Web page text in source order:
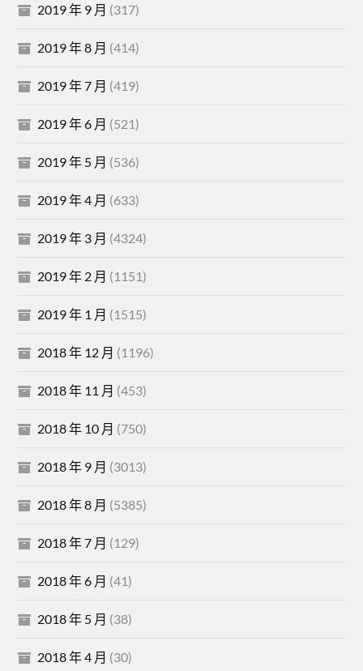
2019 年 9 月 (317)
2019 年 8 月 (414)
2019 年 7 月 (419)
2019 年 6 月 (521)
2019 年 5 月 (536)
2019 年 4 月 (633)
2019 年 3 月 (4324)
2019 年 2 月 (1151)
2019 年 1 月 (1515)
2018 年 12 月 (1196)
2018 年 11 月 (453)
2018 年 10 月 (750)
2018 年 9 月 (3013)
2018 年 8 月 (5385)
2018 年 7 月 (129)
2018 年 6 月 (41)
2018 年 5 月 (38)
2018 年 4 月 (30)